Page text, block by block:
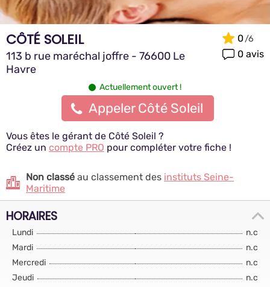
CÔTÉ SOLEIL
113 b rue maréchal joffre - 76600 Le
Havre
0
0 avis
Actuellement ouvert !
Appeler Côté Soleil
Vous êtes le gérant de Côté Soleil ?
Créez un compte PRO pour compléter votre fiche !
Non classé au classement des instituts Seine-
Maritime
HORAIRES
Lundi
n.c
Mardi
n.c
Mercredi
n.c
Jeudi
n.c